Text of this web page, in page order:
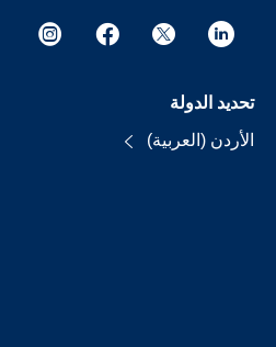
تحديد الدولة
الأردن (العربية)